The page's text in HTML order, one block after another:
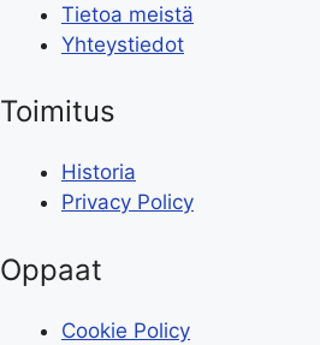
Tietoa meistä
Yhteystiedot
Toimitus
Historia
Privacy Policy
Oppaat
Cookie Policy